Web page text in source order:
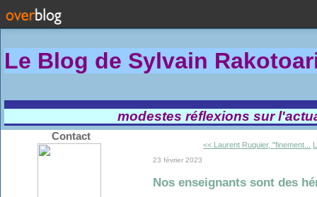
Le Blog de Sylvain Rakotoa
modestes réflexions sur
Contact
<< Laurent Ruquier, "finement...
23 février 2023
Nos enseignants sont des